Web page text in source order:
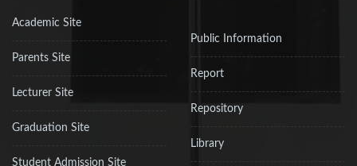
Academic Site
Parents Site
Lecturer Site
Graduation Site
Student Admission Site
Public Information
Report
Repository
Library